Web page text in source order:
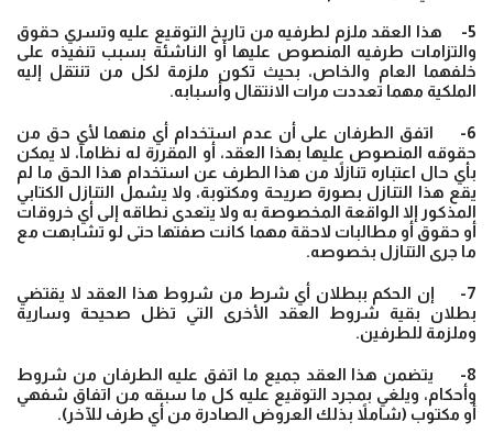
5- هذا العقد ملزم لطرفيه من تاريخ التوقيع عليه وتسري حقوق
والتزامات طرفيه المنصوص عليها أو الناشئة بسبب تنفيذه على
خلفهما العام والخاص، بحيث تكون ملزمة لكل من تنتقل إليه
الملكية مهما تعددت مرات الانتقال وأسبابه.
6- اتفق الطرفان على أن عدم استخدام أي منهما لأي حق من
حقوقه المنصوص عليها بهذا العقد، أو المقررة له نظاماً، لا يمكن
بأي حال اعتباره تنازلاً من هذا الطرف عن استخدام هذا الحق ما لم
يقع هذا التنازل بصورة صريحة ومكتوبة، ولا يشمل التنازل الكتابي
المذكور إلا الواقعة المخصوصة به ولا يتعدى نطاقه إلى أي خروقات
أو حقوق أو مطالبات لاحقة مهما كانت صفتها حتى لو تشابهت مع
ما جرى التنازل بخصوصه.
7- إن الحكم ببطلان أي شرط من شروط هذا العقد لا يقتضي
بطلان بقية شروط العقد الأخرى التي تظل صحيحة وسارية
وملزمة للطرفين.
8- يتضمن هذا العقد جميع ما اتفق عليه الطرفان من شروط
وأحكام، ويلغي بمجرد التوقيع عليه كل ما سبقه من اتفاق شفهي
أو مكتوب (شاملاً بذلك العروض الصادرة من أي طرف للآخر).